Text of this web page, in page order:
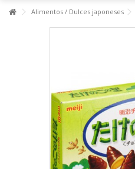
Alimentos / Dulces japoneses